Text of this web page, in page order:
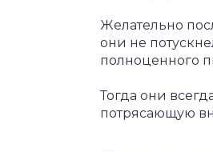
Желательно
они не
полноценного
Тогда они
потрясающую